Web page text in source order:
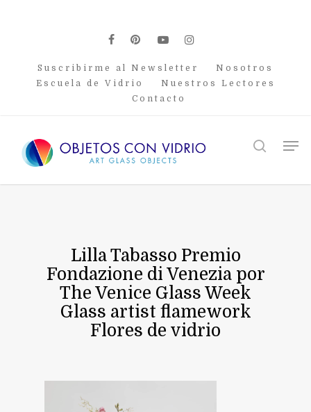
facebook
pinterest
youtubeinstagram
Suscribirme al Newsletter
Nosotros
Escuela de Vidrio
Nuestros Lectores
Contacto
search
Lilla Tabasso Premio
Fondazione di Venezia por
The Venice Glass Week
Glass artist flamework
Flores de vidrio